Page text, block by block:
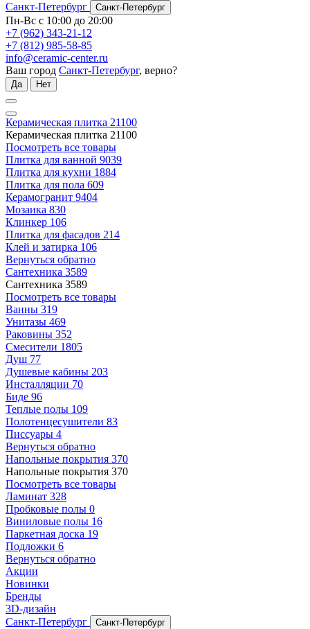
Санкт-Петербург
Санкт-Петербург
Пн-Вс с 10:00 до 20:00
+7 (962) 343-21-12
+7 (812) 985-58-85
info@ceramic-center.ru
Ваш город Санкт-Петербург, верно?
Да Нет
Керамическая плитка 21100
Керамическая плитка 21100
Посмотреть все товары
Плитка для ванной 9039
Плитка для кухни 1884
Плитка для пола 609
Керамогранит 9404
Мозаика 830
Клинкер 106
Плитка для фасадов 214
Клей и затирка 106
Вернуться обратно
Сантехника 3589
Сантехника 3589
Посмотреть все товары
Ванны 319
Унитазы 469
Раковины 352
Смесители 1805
Душ 77
Душевые кабины 203
Инсталляции 70
Биде 96
Теплые полы 109
Полотенцесушители 83
Писсуары 4
Вернуться обратно
Напольные покрытия 370
Напольные покрытия 370
Посмотреть все товары
Ламинат 328
Пробковые полы 0
Виниловые полы 16
Паркетная доска 19
Подложки 6
Вернуться обратно
Акции
Новинки
Бренды
3D-дизайн
Санкт-Петербург
Санкт-Петербург